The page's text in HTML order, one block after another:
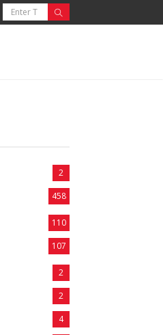
2
458
110
107
2
2
4